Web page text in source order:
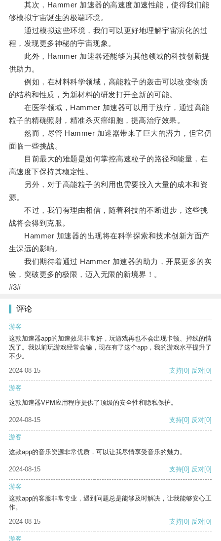
其次，Hammer 加速器的高速度加速性能，使得我们能
够模拟宇宙诞生的极端环境。
通过模拟这些环境，我们可以更好地理解宇宙演化的过
程，发现更多神秘的宇宙现象。
此外，Hammer 加速器还能够为其他领域的科技创新提
供助力。
例如，在材料科学领域，高能粒子的轰击可以改变物质
的结构和性质，为新材料的研发打开全新的可能。
在医学领域，Hammer 加速器可以用于放疗，通过高能
粒子的精确照射，精准杀灭癌细胞，提高治疗效果。
然而，尽管 Hammer 加速器带来了巨大的潜力，但它仍
面临一些挑战。
目前最大的难题是如何掌控高速粒子的路径和能量，在
高速度下保持其稳定性。
另外，对于高能粒子的利用也需要投入大量的成本和资
源。
不过，我们有理由相信，随着科技的不断进步，这些挑
战将会得到克服。
Hammer 加速器的出现将在科学探索和技术创新方面产
生深远的影响。
我们期待着通过 Hammer 加速器的助力，开展更多的实
验，突破更多的极限，迈入无限的新境界！。
#3#
评论
游客
这款加速器app的加速效果非常好，玩游戏再也不会出现卡顿、掉线的情
况了。我以前玩游戏经常会输，现在有了这个app，我的游戏水平提升了
不少。
2024-08-15
支持[0] 反对[0]
游客
这款加速器VPM应用程序提供了顶级的安全性和隐私保护。
2024-08-15 支持[0] 反对[0]
游客
这款app的音乐资源非常优质，可以让我尽情享受音乐的魅力。
2024-08-15 支持[0] 反对[0]
游客
这款app的客服非常专业，遇到问题总是能够及时解决，让我能够安心工
作。
2024-08-15
支持[0] 反对[0]
游客